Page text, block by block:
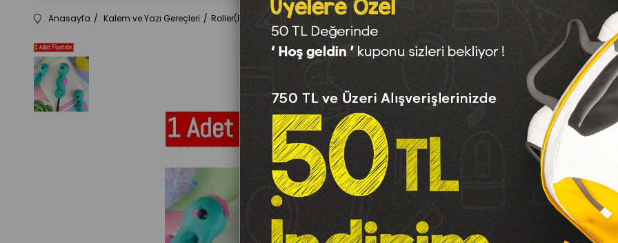
Anasayfa Kalem ve Yazı Gereçleri Roller(Pilot)Ve Jel Kalemler Jel Kalemler Sc-373432 Deniz Atı Jell Kalem 0.5 Mm *6 (1 Adet)
Sc-373432 Deniz Atı
Barkod
6971113734325
Para Puan
Sc-373432 Deniz Atı Jell Kalem
₺49,50
Marka